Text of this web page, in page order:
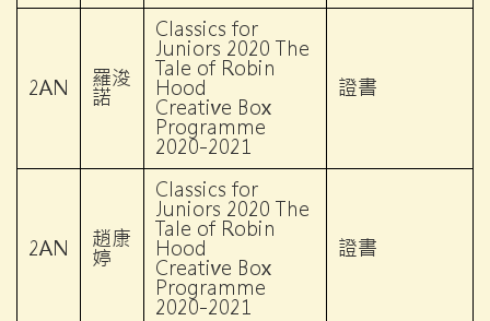
2AN 羅浚
諾
Classics for
Juniors 2020 The
Tale of Robin
Hood
Creative Box
Programme
2020-2021
證書
2AN 趙康
婷
Classics for
Juniors 2020 The
Tale of Robin
Hood
Creative Box
Programme
2020-2021
證書